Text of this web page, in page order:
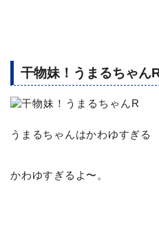
干物妹！うまるちゃん
うまるちゃんはかわゆすぎる
かわゆすぎるよ〜。